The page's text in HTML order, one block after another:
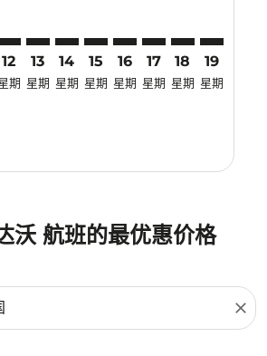
12
期
13
星期
14
星期
15
星期
16
星期
17
星期
18
星期
19
星期
沃 航班的最优惠价格
close